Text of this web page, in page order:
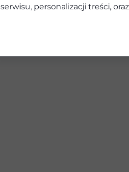
serwisu, personalizacji treści,